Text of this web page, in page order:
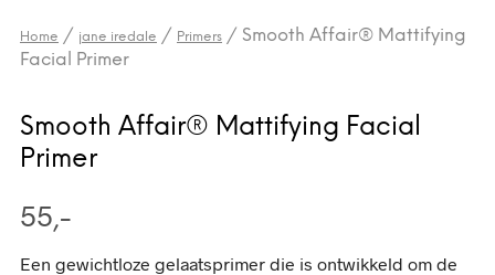
Home / jane iredale / Primers / Smooth Affair® Mattifying
Facial Primer
Smooth Affair® Mattifying Facial
Primer
55,-
Een gewichtloze gelaatsprimer die is ontwikkeld om de